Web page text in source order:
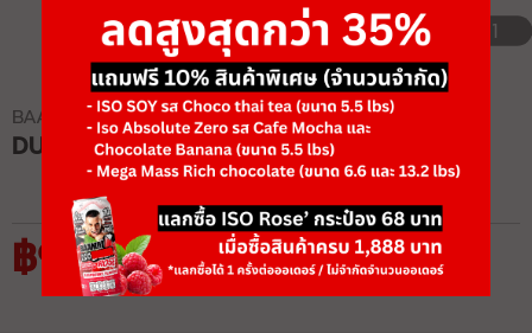
1/1
BAAMXERCORE
DUMBBELL (LBS) NEW!!
฿975 - ฿13,878